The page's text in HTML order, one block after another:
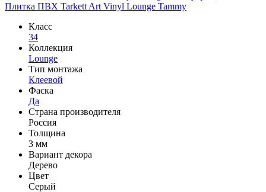
Плитка ПВХ Tarkett Art Vinyl Lounge Tammy
Класс
34
Коллекция
Lounge
Тип монтажа
Клеевой
Фаска
Да
Страна производителя
Россия
Толщина
3 мм
Вариант декора
Дерево
Цвет
Серый